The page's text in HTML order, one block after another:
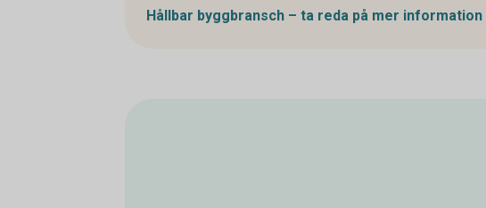
Hållbar byggbransch – ta reda på mer information